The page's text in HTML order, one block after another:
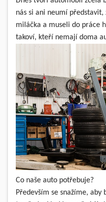
nás si ani neumí představit,
miláčka a museli do práce
takoví, kteří nemají doma
Co naše auto potřebuje?
Především se snažíme,